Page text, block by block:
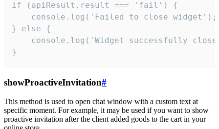
if (apiResult.result === 'fail') {
    console.log('Failed to close widget');
} else {
console.log('Widget successfully
}
showProactiveInvitation#
This method is used to open chat window with a custom text at
specific moment. For example, it may be used if you want to show
proactive invitation after the client added goods to the cart in your